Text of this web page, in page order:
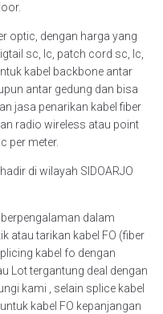
optic, dengan harga yang
sc, lc, patch cord sc, lc,
kabel backbone antar
antar gedung dan bisa
jasa penarikan kabel fiber
radio wireless atau point
per meter.
di wilayah SIDOARJO
dalam
atau tarikan kabel FO (fiber
kabel fo dengan
Lot tergantung deal dengan
kami , selain splice kabel
kabel FO kepanjangan